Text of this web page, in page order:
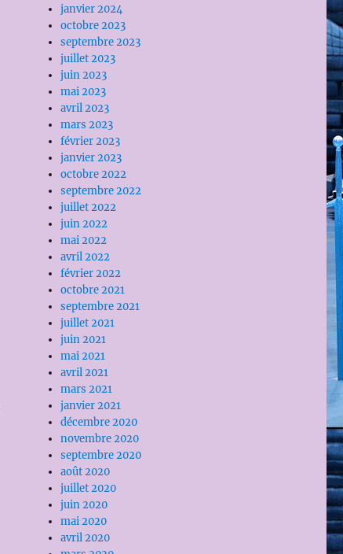
janvier 2024
octobre 2023
septembre 2023
juillet 2023
juin 2023
mai 2023
avril 2023
mars 2023
février 2023
janvier 2023
octobre 2022
septembre 2022
juillet 2022
juin 2022
mai 2022
avril 2022
février 2022
octobre 2021
septembre 2021
juillet 2021
juin 2021
mai 2021
avril 2021
mars 2021
janvier 2021
décembre 2020
novembre 2020
septembre 2020
août 2020
juillet 2020
juin 2020
mai 2020
avril 2020